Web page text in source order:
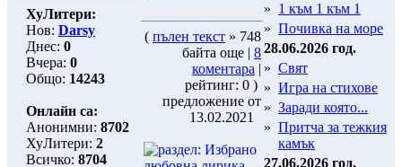
ХуЛитери:
Нов: Darsy
Днес: 0
Вчера: 0
Общо: 14243
Онлайн са:
Анонимни: 8702
ХуЛитери: 2
Всичко: 8704
( пълен текст » 748
байта още | 8
коментара |
рейтинг: 0 )
предложение от
13.02.2021
» 1 към 1 към 1
» Почивка на море
28.06.2026 год.
» Свят
» Игра на стихове
» Заради която...
» Притча за тежкия
камък
27.06.2026 год.